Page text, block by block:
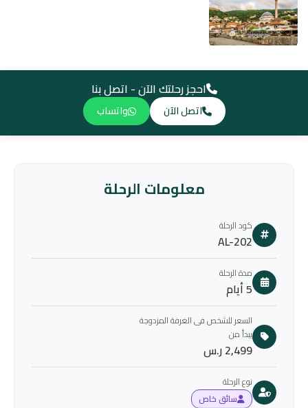
احجز رحلتك الآن - اتصل بنا
اتصل الآن واتساب
معلومات الرحلة
كود الرحلة
AL-202
مدة الرحلة
5 أيام
السعر للشخص فى الغرفة المزدوجة
يبدأ من
2,499 ر.س
نوع الرحلة
سائق خاص